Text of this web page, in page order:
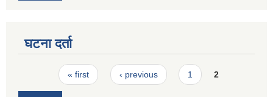
घटना दर्ता
Pages« first ‹ previous 1 2